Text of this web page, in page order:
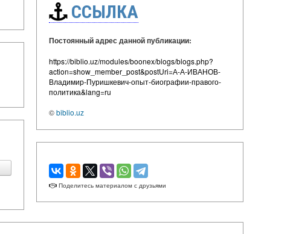
ССЫЛКА
Постоянный адрес данной публикации:
https://biblio.uz/modules/boonex/blogs/blogs.php?
action=show_member_post&postUri=А-А-ИВАНОВ-
Владимир-Пуришкевич-опыт-биографии-правого-
политика&lang=ru
©biblio.uz
Поделитесь материалом с друзьями